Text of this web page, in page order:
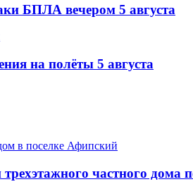
БПЛА вечером 5 августа
на полёты 5 августа
частного дома